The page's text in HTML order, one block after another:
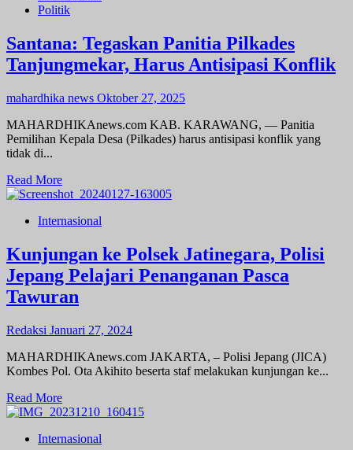
Politik
Santana: Tegaskan Panitia Pilkades
Tanjungmekar, Harus Antisipasi Konflik
mahardhika news Oktober 27, 2025
MAHARDHIKAnews.com KAB. KARAWANG, — Panitia
Pemilihan Kepala Desa (Pilkades) harus antisipasi konflik yang
tidak di...
Read MoreRead
more
Santana:
Panitia
Pilkades
Tanjungmekar,
Harus
Antisipasi
Internasional
Kunjungan ke Polsek Jatinegara, Polisi
Jepang Pelajari Penanganan Pasca
Tawuran
Redaksi Januari 27, 2024
MAHARDHIKAnews.com JAKARTA, – Polisi Jepang (JICA)
Kombes Pol. Ota Akihito beserta staf melakukan kunjungan ke...
Read MoreRead
more
Kunjungan
Internasional